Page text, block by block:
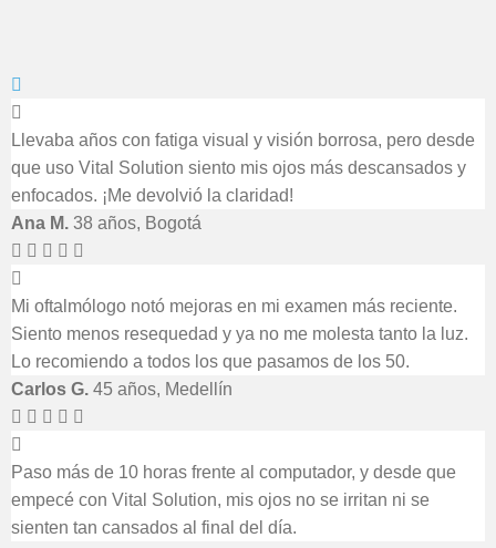
Llevaba años con fatiga visual y visión borrosa, pero desde
que uso Vital Solution siento mis ojos más descansados y
enfocados. ¡Me devolvió la claridad!
Ana M. 38 años, Bogotá
Mi oftalmólogo notó mejoras en mi examen más reciente.
Siento menos resequedad y ya no me molesta tanto la luz.
Lo recomiendo a todos los que pasamos de los 50.
Carlos G. 45 años, Medellín
Paso más de 10 horas frente al computador, y desde que
empecé con Vital Solution, mis ojos no se irritan ni se
sienten tan cansados al final del día.